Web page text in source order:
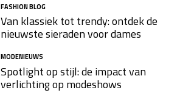
FASHION BLOG
Van klassiek tot trendy: ontdek de
nieuwste sieraden voor dames
MODENIEUWS
Spotlight op stijl: de impact van
verlichting op modeshows